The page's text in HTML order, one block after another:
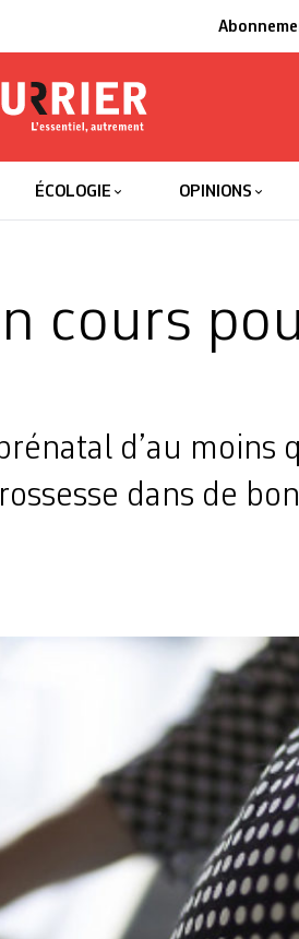
ÉCOLOGIE OPINIONS
cours
d’au moins
dans de